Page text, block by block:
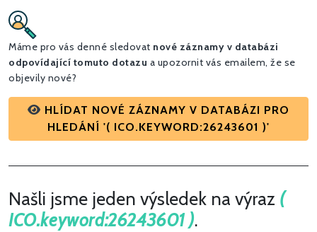
Máme pro vás denné sledovat nové záznamy v databázi
odpovídající tomuto dotazu a upozornit vás emailem, že se
objevily nové?
HLÍDAT NOVÉ ZÁZNAMY V DATABÁZI PRO
HLEDÁNÍ '( ICO.KEYWORD:26243601 )'
Našli jsme jeden výsledek na výraz (
ICO.keyword:26243601 ).